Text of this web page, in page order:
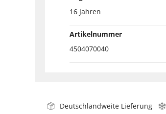
16 Jahren
Artikelnummer
4504070040
Deutschlandweite Lieferung